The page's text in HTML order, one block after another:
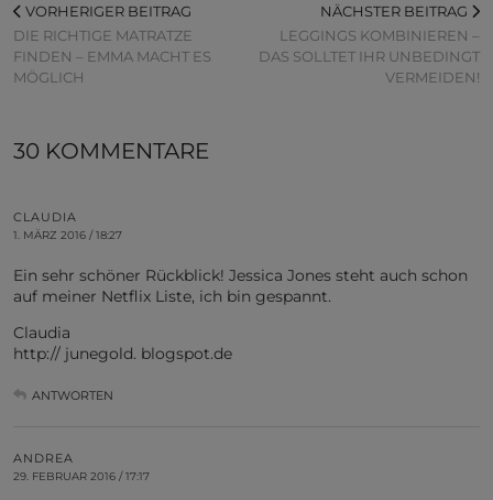
VORHERIGER BEITRAG
DIE RICHTIGE MATRATZE
FINDEN – EMMA MACHT ES
MÖGLICH
NÄCHSTER BEITRAG
LEGGINGS KOMBINIEREN –
DAS SOLLTET IHR UNBEDINGT
VERMEIDEN!
30 KOMMENTARE
CLAUDIA
1. MÄRZ 2016 / 18:27
Ein sehr schöner Rückblick! Jessica Jones steht auch schon
auf meiner Netflix Liste, ich bin gespannt.
Claudia
http:// junegold. blogspot.de
ANTWORTEN
ANDREA
29. FEBRUAR 2016 / 17:17